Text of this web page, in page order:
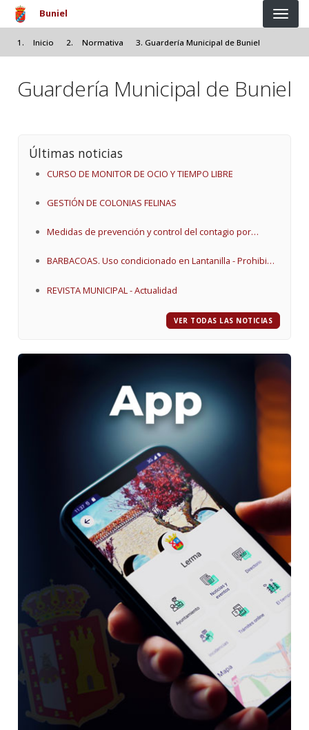
Pasar al contenido principal
Buniel
Inicio Normativa Guardería Municipal de Buniel
Guardería Municipal de Buniel
Últimas noticias
CURSO DE MONITOR DE OCIO Y TIEMPO LIBRE
GESTIÓN DE COLONIAS FELINAS
Medidas de prevención y control del contagio por
BARBACOAS. Uso condicionado en Lantanilla - Prohibido
REVISTA MUNICIPAL - Actualidad
VER TODAS LAS NOTICIAS